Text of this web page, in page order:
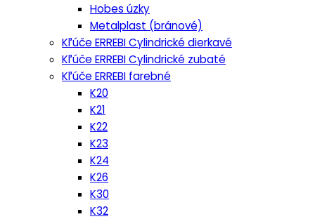
Hobes úzky
Metalplast (bránové)
Kľúče ERREBI Cylindrické dierkavé
Kľúče ERREBI Cylindrické zubaté
Kľúče ERREBI farebné
K20
K21
K22
K23
K24
K26
K30
K32